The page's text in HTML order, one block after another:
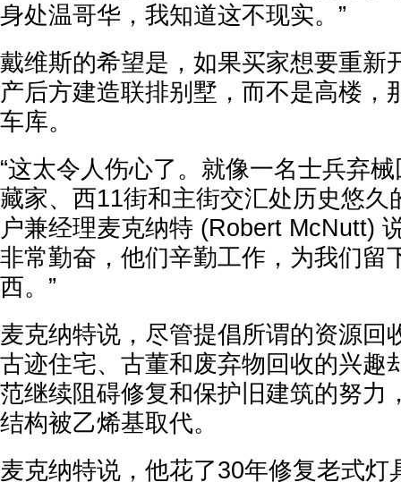
身处温哥华，我知道这不现实。”
戴维斯的希望是，如果买家想要重新
产后方建造联排别墅，而不是高楼，
车库。
“这太令人伤心了。就像一名士兵弃
藏家、西11街和主街交汇处历史悠久
户兼经理麦克纳特 (Robert McNutt)
非常勤奋，他们辛勤工作，为我们留
西。”
麦克纳特说，尽管提倡所谓的资源回
古迹住宅、古董和废弃物回收的兴趣
范继续阻碍修复和保护旧建筑的努力
结构被乙烯基取代。
麦克纳特说，他花了30年修复老式灯